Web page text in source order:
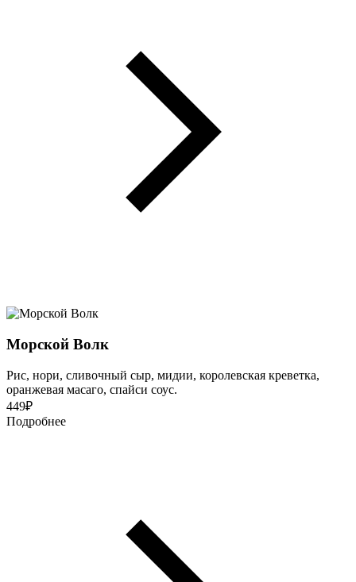
Морской Волк
Рис, нори, сливочный сыр, мидии, королевская креветка,
оранжевая масаго, спайси соус.
449₽
Подробнее